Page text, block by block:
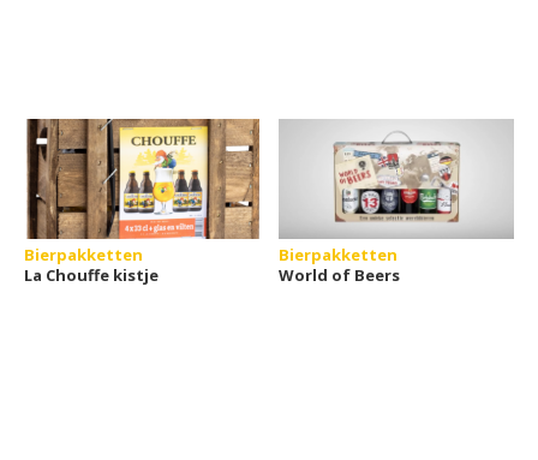
Bierpakketten
La Chouffe kistje
Bierpakketten
World of Beers